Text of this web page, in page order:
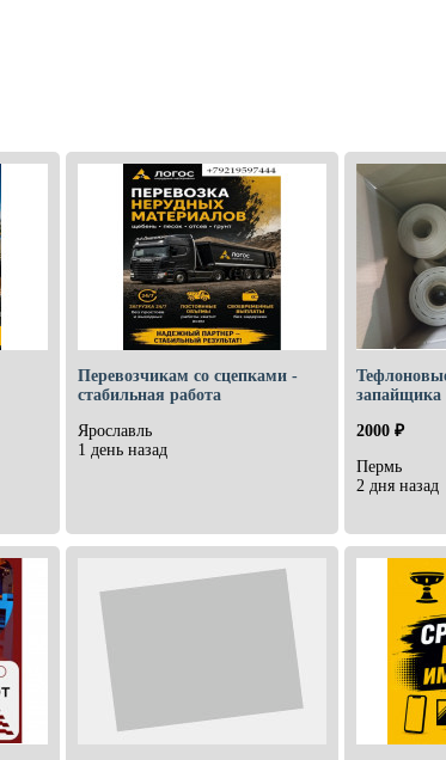
Перевозчикам со сцепками -
стабильная работа
Ярославль
1 день назад
запайщика
2000 ₽
Пермь
2 дня назад